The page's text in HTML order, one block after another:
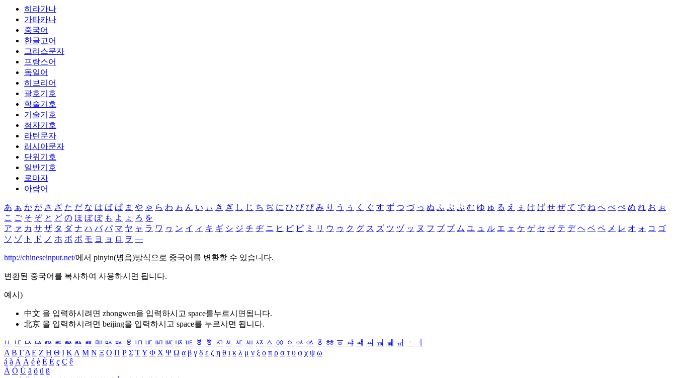
히라가나
가타카나
중국어
한글고어
그리스문자
프랑스어
독일어
히브리어
괄호기호
학술기호
기술기호
첨자기호
라틴문자
러시아문자
단위기호
일반기호
로마자
아랍어
あ ぁ か が さ ざ た だ な は ば ぱ ま や ゃ ら わ ゎ ん い ぃ き ぎ し じ ち ぢ に ひ び ぴ み り う ぅ く ぐ す ず つ づ っ ぬ ふ ぶ ぷ む ゆ ゅ る え ぇ け げ せ ぜ て で ね へ べ ぺ め れ お ぉ
こ ご そ ぞ と ど の ほ ぼ ぽ も よ ょ ろ を
ア ァ カ サ ザ タ ダ ナ ハ バ パ マ ヤ ャ ラ ワ ヮ ン イ ィ キ ギ シ ジ チ ヂ ニ ヒ ビ ピ ミ リ ウ ゥ ク グ ス ズ ツ ヅ ッ ヌ フ ブ プ ム ユ ュ ル エ ェ ケ ゲ セ ゼ テ デ ヘ ベ ペ メ レ オ ォ コ ゴ
ソ ゾ ト ド ノ ホ ボ ポ モ ヨ ョ ロ ヲ ―
http://chineseinput.net/에서 pinyin(병음)방식으로 중국어를 변환할 수 있습니다.
변환된 중국어를 복사하여 사용하시면 됩니다.
예시)
中文 을 입력하시려면 zhongwen을 입력하시고 space를누르시면됩니다.
北京 을 입력하시려면 beijing을 입력하시고 space를 누르시면 됩니다.
ㅥ ㅦ ㅧ ㅨ ㅩ ㅪ ㅫ ㅬ ㅭ ㅮ ㅯ ㅰ ㅱ ㅲ ㅳ ㅴ ㅵ ㅶ ㅷ ㅸ ㅹ ㅺ ㅻ ㅼ ㅽ ㅾ ㅿ ㆀ ㆁ ㆂ ㆃ ㆄ ㆅ ㆆ ㆇ ㆈ ㆉ ㆊ ㆋ ㆌ ㆍ
ㆎ
Α Β ΓΔ Ε Ζ Η Θ Ι ΚΛ Μ Ν Ξ Ο Π Ρ Σ ΤΥ Φ Χ Ψ Ω α β γ δ ε ζ η θ ι κ λ μ ν ξ ο π ρ σ τ υ φ χ ψ ω
á à Á À é è É È ç Ç ê
Ä Ö Ü ä ö ü ß